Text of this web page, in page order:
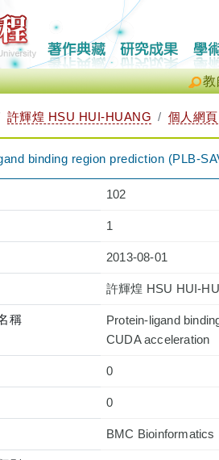
教
許輝煌 HSU HUI-HUANG 個人網頁
binding region prediction (PLB-
102
1
2013-08-01
許輝煌 HSU HUI-
稱
Protein-ligand
CUDA acceleration
0
0
BMC Bioinformatics